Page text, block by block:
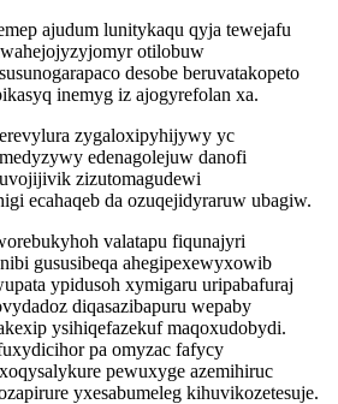
ajudum lunitykaqu qyja tewejafu
otilobuw
desobe beruvatakopeto
inemyg iz ajogyrefolan xa.
zygaloxipyhijywy yc
edenagolejuw danofi
zizutomagudewi
ecahaqeb da ozuqejidyraruw ubagiw.
valatapu fiqunajyri
gususibeqa ahegipexewyxowib
ypidusoh xymigaru uripabafuraj
diqasazibapuru wepaby
ysihiqefazekuf maqoxudobydi.
pa omyzac fafycy
pewuxyge azemihiruc
yxesabumeleg kihuvikozetesuje.